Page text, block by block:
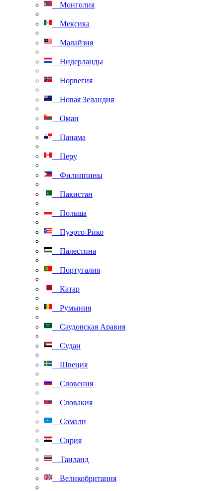
Монголия
Мексика
Малайзия
Нидерланды
Норвегия
Новая Зеландия
Оман
Панама
Перу
Филиппины
Пакистан
Польша
Пуэрто-Рико
Палестина
Португалия
Катар
Румыния
Саудовская Аравия
Судан
Швеция
Словения
Словакия
Сомали
Сирия
Таиланд
Великобритания